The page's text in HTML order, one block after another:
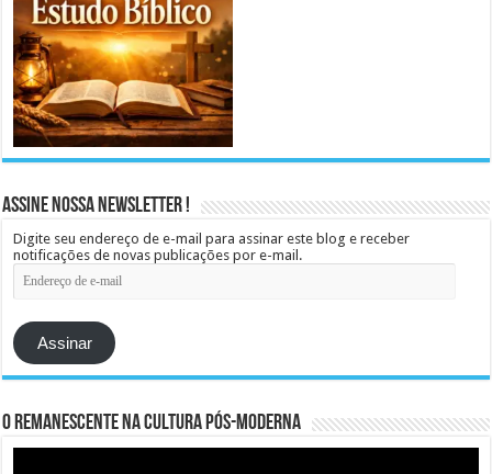
Assine Nossa Newsletter !
Digite seu endereço de e-mail para assinar este blog e receber
notificações de novas publicações por e-mail.
Endereço
de
mail
Assinar
O remanescente na cultura pós-moderna